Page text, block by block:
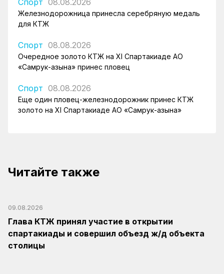
Железнодорожница принесла серебряную медаль
для КТЖ
Спорт 08.08.2026
Очередное золото КТЖ на XI Спартакиаде АО
«Самрук-Қазына» принес пловец
Спорт 08.08.2026
Еще один пловец-железнодорожник принес КТЖ
золото на XI Спартакиаде АО «Самрук-Қазына»
Читайте также
09.08.2026
Глава КТЖ принял участие в открытии
спартакиады и совершил объезд ж/д объекта
столицы